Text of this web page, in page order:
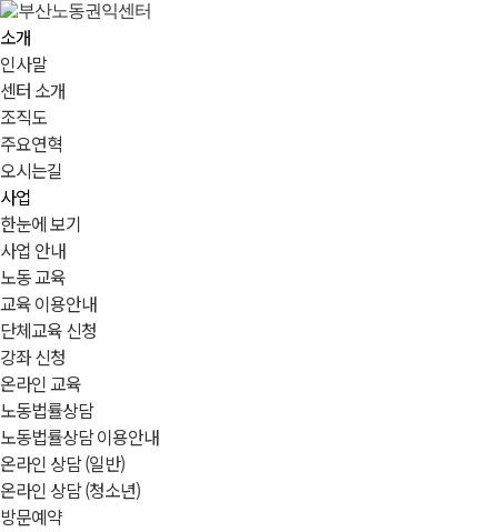
소개
인사말
센터 소개
조직도
주요연혁
오시는길
사업
한눈에 보기
사업 안내
노동 교육
교육 이용안내
단체교육 신청
강좌 신청
온라인 교육
노동법률상담
노동법률상담 이용안내
온라인 상담 (일반)
온라인 상담 (청소년)
방문예약